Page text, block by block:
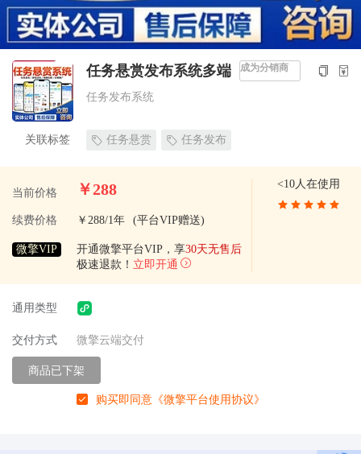
任务悬赏发布系统多端 成为分销商
任务发布系统
关联标签 任务悬赏 任务发布
当前价格 ￥288
续费价格 ￥288/1年 (平台VIP赠送)
微擎VIP 开通微擎平台VIP，享30天无售后
极速退款！ 立即开通
<10人在使用
通用类型
交付方式 微擎云端交付
商品已下架
购买即同意 《微擎平台使用协议》